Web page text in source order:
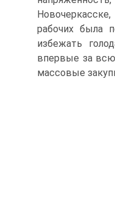
рабочих была
избежать
впервые за
массовые